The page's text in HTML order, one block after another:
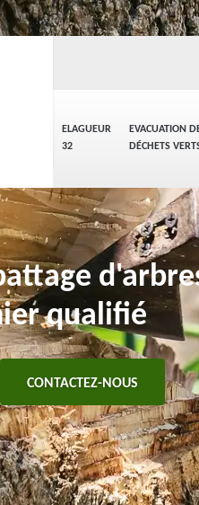
ELAGUEUR
32
EVACUATION
DÉCHETS
qualifié
CONTACTEZ-NOUS